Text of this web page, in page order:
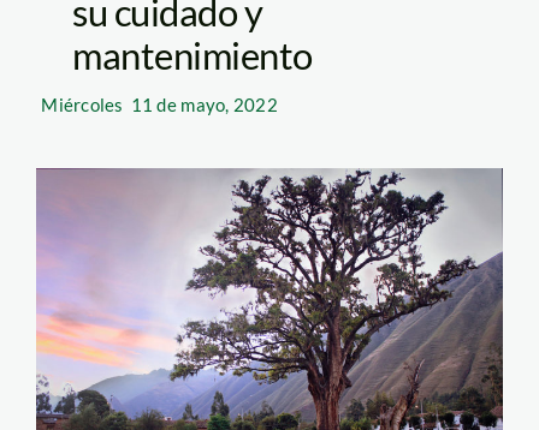
su cuidado y
mantenimiento
Miércoles 11 de mayo, 2022